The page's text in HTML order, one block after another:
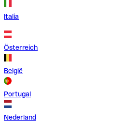
Italia
Österreich
België
Portugal
Nederland